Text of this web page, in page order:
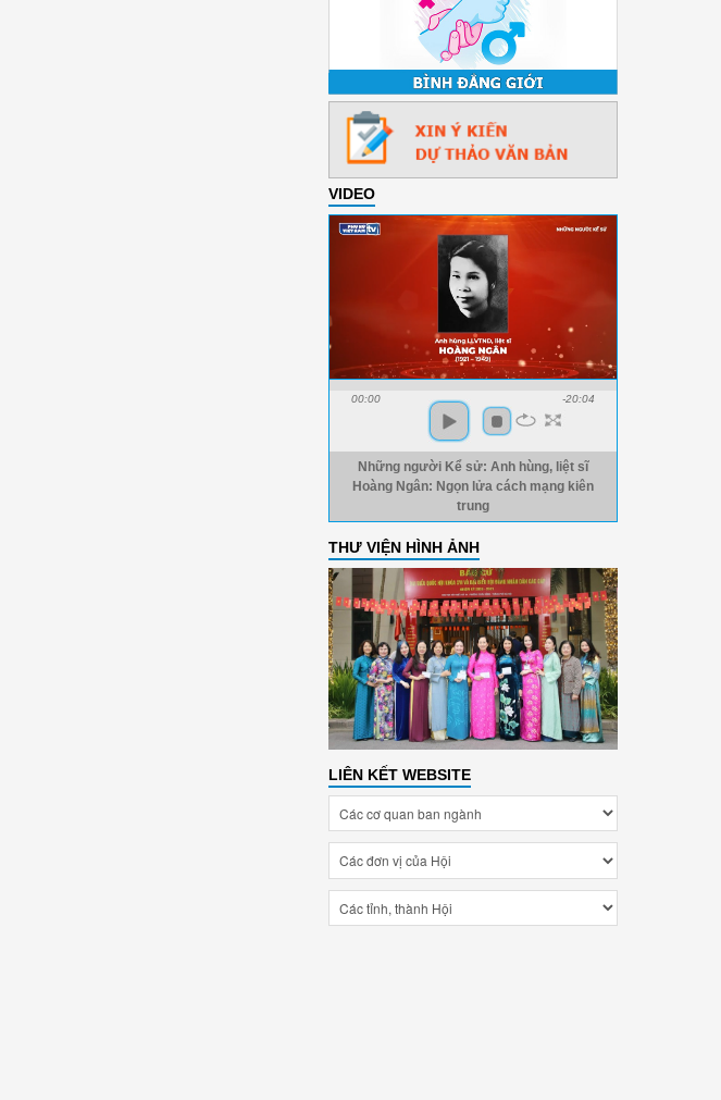
VIDEO
00:00 -20:04
Những người Kể sử: Anh hùng, liệt sĩ
Hoàng Ngân: Ngọn lửa cách mạng kiên
trung
THƯ VIỆN HÌNH ẢNH
LIÊN KẾT WEBSITE